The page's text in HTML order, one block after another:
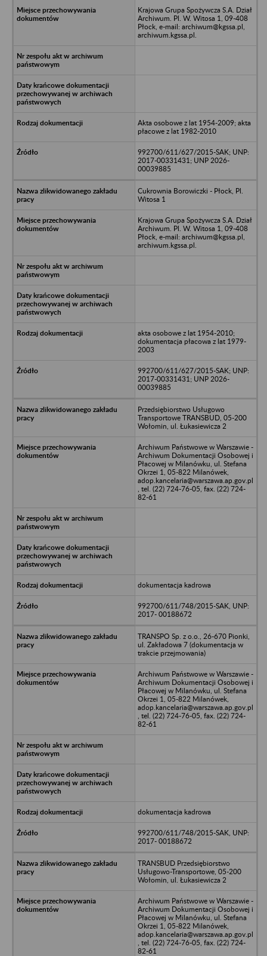
Krajowa Grupa Spożywcza S.A. Dział
Archiwum. Pl. W. Witosa 1, 09-408
Płock, e-mail: archiwum@kgssa.pl,
archiwum.kgssa.pl.
Akta osobowe z lat 1954-2009; akta
płacowe z lat 1982-2010
992700/611/627/2015-SAK; UNP:
2017-00331431; UNP 2026-
00039885
Cukrownia Borowiczki - Płock, Pl.
Witosa 1
Krajowa Grupa Spożywcza S.A. Dział
Archiwum. Pl. W. Witosa 1, 09-408
Płock, e-mail: archiwum@kgssa.pl,
archiwum.kgssa.pl.
akta osobowe z lat 1954-2010;
dokumentacja płacowa z lat 1979-
2003
992700/611/627/2015-SAK; UNP:
2017-00331431; UNP 2026-
00039885
Przedsiębiorstwo Usługowo
Transportowe TRANSBUD, 05-200
Wołomin, ul. Łukasiewicza 2
Archiwum Państwowe w Warszawie -
Archiwum Dokumentacji Osobowej i
Płacowej w Milanówku, ul. Stefana
Okrzei 1, 05-822 Milanówek,
adop.kancelaria@warszawa.ap.gov.pl
, tel. (22) 724-76-05, fax. (22) 724-
82-61
dokumentacja kadrowa
992700/611/748/2015-SAK, UNP:
2017- 00188672
TRANSPO Sp. z o.o., 26-670 Pionki,
ul. Zakładowa 7 (dokumentacja w
trakcie przejmowania)
Archiwum Państwowe w Warszawie -
Archiwum Dokumentacji Osobowej i
Płacowej w Milanówku, ul. Stefana
Okrzei 1, 05-822 Milanówek,
adop.kancelaria@warszawa.ap.gov.pl
, tel. (22) 724-76-05, fax. (22) 724-
82-61
dokumentacja kadrowa
992700/611/748/2015-SAK, UNP:
2017- 00188672
TRANSBUD Przedsiębiorstwo
Usługowo-Transportowe, 05-200
Wołomin, ul. Łukasiewicza 2
Archiwum Państwowe w Warszawie -
Archiwum Dokumentacji Osobowej i
Płacowej w Milanówku, ul. Stefana
Okrzei 1, 05-822 Milanówek,
adop.kancelaria@warszawa.ap.gov.pl
, tel. (22) 724-76-05, fax. (22) 724-
82-61